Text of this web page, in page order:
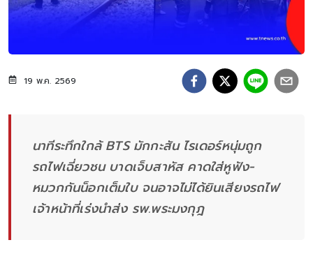
19 พ.ค. 2569
นาทีระทึกใกล้ BTS มักกะสัน ไรเดอร์หนุ่มถูก
รถไฟเฉี่ยวชน บาดเจ็บสาหัส คาดใส่หูฟัง-
หมวกกันน็อกเต็มใบ จนอาจไม่ได้ยินเสียงรถไฟ
เจ้าหน้าที่เร่งนำส่ง รพ.พระมงกุฎ